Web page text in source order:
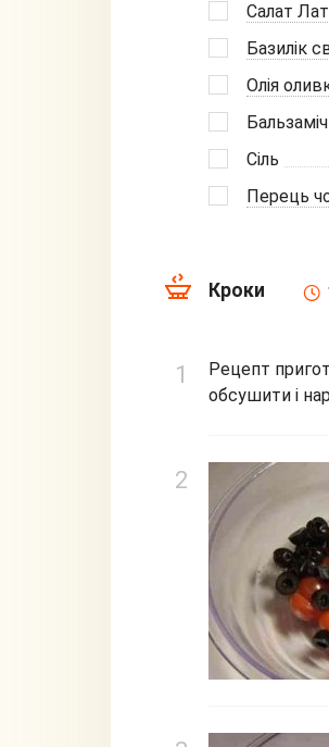
Салат
Базилік
Олія
Сіль
Перець
Кроки
Рецепт
обсушити і